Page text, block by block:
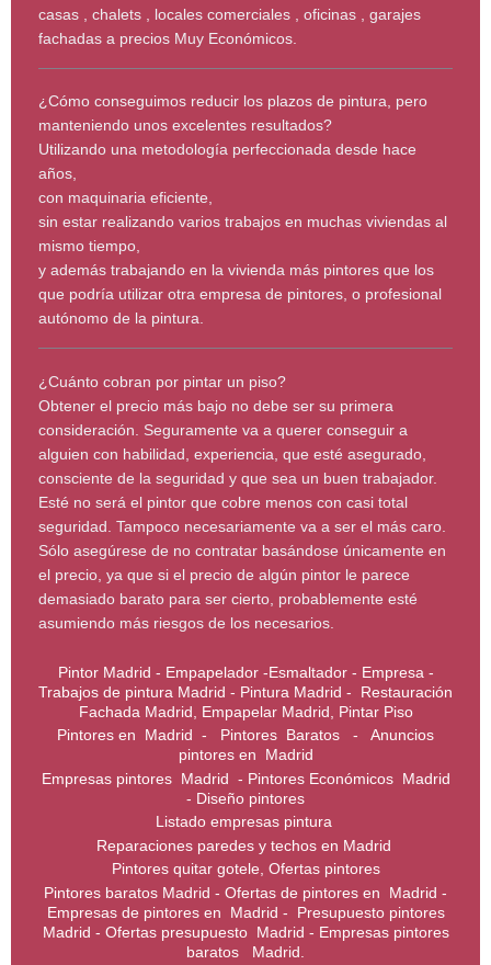
casas , chalets , locales comerciales , oficinas , garajes
fachadas a precios Muy Económicos.
¿Cómo conseguimos reducir los plazos de pintura, pero
manteniendo unos excelentes resultados?
Utilizando una metodología perfeccionada desde hace
años,
con maquinaria eficiente,
sin estar realizando varios trabajos en muchas viviendas al
mismo tiempo,
y además trabajando en la vivienda más pintores que los
que podría utilizar otra empresa de pintores, o profesional
autónomo de la pintura.
¿Cuánto cobran por pintar un piso?
Obtener el precio más bajo no debe ser su primera
consideración. Seguramente va a querer conseguir a
alguien con habilidad, experiencia, que esté asegurado,
consciente de la seguridad y que sea un buen trabajador.
Esté no será el pintor que cobre menos con casi total
seguridad. Tampoco necesariamente va a ser el más caro.
Sólo asegúrese de no contratar basándose únicamente en
el precio, ya que si el precio de algún pintor le parece
demasiado barato para ser cierto, probablemente esté
asumiendo más riesgos de los necesarios.
Pintor Madrid - Empapelador -Esmaltador - Empresa -
Trabajos de pintura Madrid - Pintura Madrid - Restauración
Fachada Madrid, Empapelar Madrid, Pintar Piso
Pintores en Madrid - Pintores Baratos - Anuncios
pintores en Madrid
Empresas pintores Madrid - Pintores Económicos Madrid
- Diseño pintores
Listado empresas pintura
Reparaciones paredes y techos en Madrid
Pintores quitar gotele, Ofertas pintores
Pintores baratos Madrid - Ofertas de pintores en Madrid -
Empresas de pintores en Madrid - Presupuesto pintores
Madrid - Ofertas presupuesto Madrid - Empresas pintores
baratos Madrid.